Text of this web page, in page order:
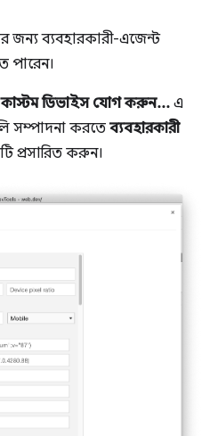
জন্য ব্যবহারকারী-এজেন্ট
পারেন।
কাস্টম ডিভাইস যোগ করুন... এ
সম্পাদনা করতে ব্যবহারকারী
প্রসারিত করুন।